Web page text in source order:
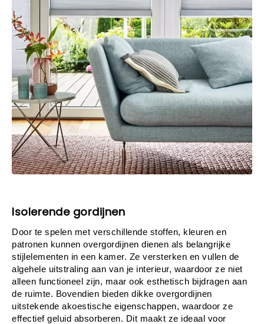
Isolerende gordijnen
Door te spelen met verschillende stoffen, kleuren en
patronen kunnen overgordijnen dienen als belangrijke
stijlelementen in een kamer. Ze versterken en vullen de
algehele uitstraling aan van je interieur, waardoor ze niet
alleen functioneel zijn, maar ook esthetisch bijdragen aan
de ruimte. Bovendien bieden dikke overgordijnen
uitstekende akoestische eigenschappen, waardoor ze
effectief geluid absorberen. Dit maakt ze ideaal voor